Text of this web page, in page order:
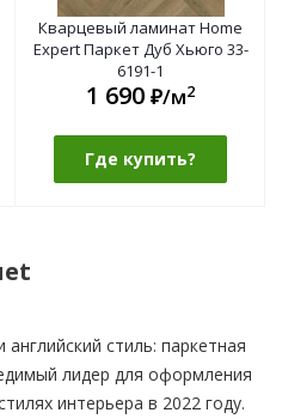
Кварцевый ламинат Home
Expert Паркет Дуб Хьюго 33-
6191-1
1 690 ₽/м2
Где купить?
стиль: паркетная
лидер для оформления
интерьера в 2022 году.